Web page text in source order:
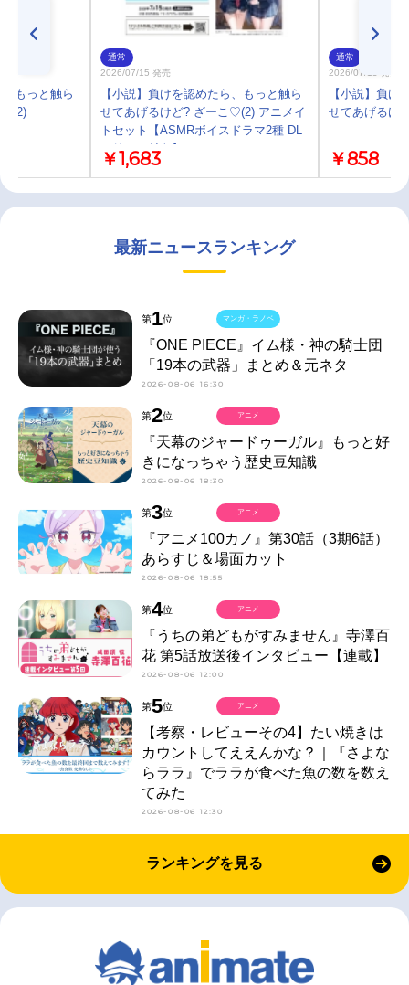
もっと触ら
♡(2)
通常
2026/07/15 発売
【小説】負けを認めたら、もっと触ら
せてあげるけど? ざーこ♡(2) アニメイ
トセット【ASMRボイスドラマ2種 DL
シリアル付き】
￥1,683
通常
2026/07/15 発売
【小説】負け
せてあげるけ
￥858
最新ニュースランキング
第1位
『ONE PIECE』イム様・神の騎士団
「19本の武器」まとめ＆元ネタ
2026-08-06 16:30
マンガ・ラノベ
第2位
『天幕のジャードゥーガル』もっと好
きになっちゃう歴史豆知識
2026-08-06 18:30
アニメ
第3位
『アニメ100カノ』第30話（3期6話）
あらすじ＆場面カット
2026-08-06 18:55
アニメ
第4位
『うちの弟どもがすみません』寺澤百
花 第5話放送後インタビュー【連載】
2026-08-06 12:00
アニメ
第5位
【考察・レビューその4】たい焼きは
カウントしてええんかな？｜『さよな
らララ』でララが食べた魚の数を数え
てみた
2026-08-06 12:30
アニメ
ランキングを見る